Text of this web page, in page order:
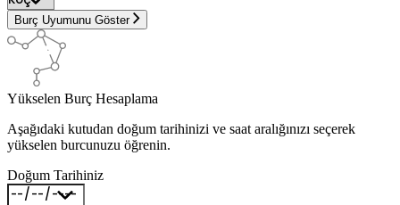
Burç Uyumunu Göster
Yükselen Burç Hesaplama
Aşağıdaki kutudan doğum tarihinizi ve saat aralığınızı seçerek
yükselen burcunuzu öğrenin.
Doğum Tarihiniz